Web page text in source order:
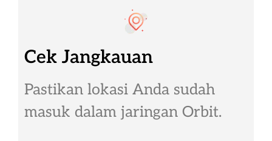
Cek Jangkauan
Pastikan lokasi Anda sudah
masuk dalam jaringan Orbit.